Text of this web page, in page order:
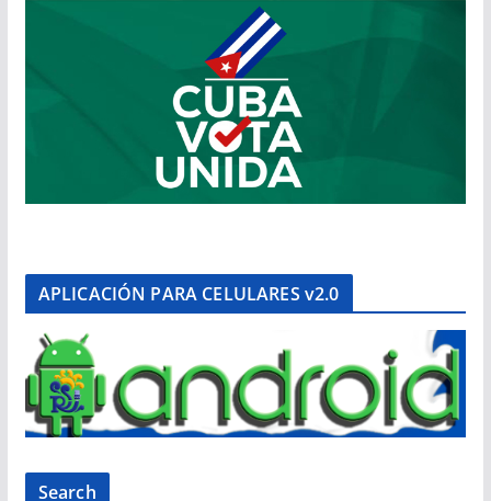
APLICACIÓN PARA CELULARES v2.0
Search